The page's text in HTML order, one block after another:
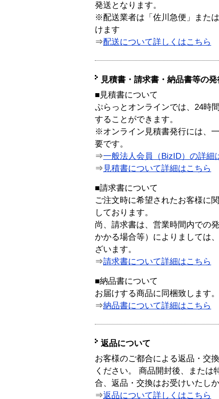
発送となります。
※配送業者は「佐川急便」また
けます
⇒配送について詳しくはこちら
見積書・請求書・納品書等の
■見積書について
ぷらっとオンラインでは、24時
することができます。
※オンライン見積書発行には、
要です。
⇒一般法人会員（BizID）の詳細
⇒ 見積書について詳細はこちら
■請求書について
ご注文時に希望されたお客様に
しております。
尚、請求書は、営業時間内での
かかる場合等）によりましては
ざいます。
⇒請求書について詳細はこちら
■納品書について
お届けする商品に同梱致します。
⇒納品書について詳細はこちら
返品について
お客様のご都合による返品・交
ください。 商品開封後、または
合、返品・交換はお受けいたし
⇒返品について詳しくはこちら